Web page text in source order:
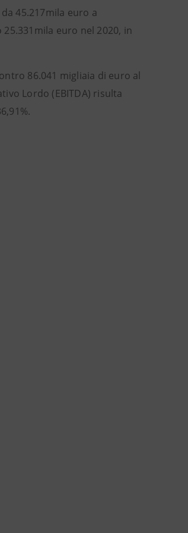
45.217mila euro a
euro nel 2020, in
86.041 migliaia di euro al
Lordo (EBITDA) risulta